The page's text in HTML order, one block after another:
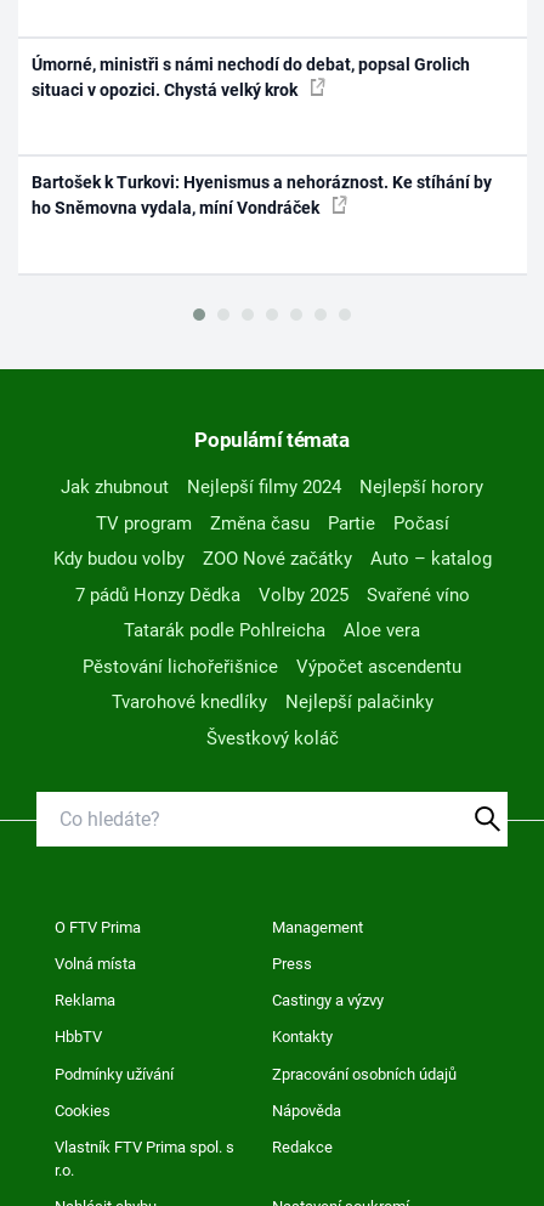
Úmorné, ministři s námi nechodí do debat, popsal Grolich
situaci v opozici. Chystá velký krok
Bartošek k Turkovi: Hyenismus a nehoráznost. Ke stíhání by
ho Sněmovna vydala, míní Vondráček
Populární témata
Jak zhubnout Nejlepší filmy 2024
Nejlepší horory
TV program
Změna času Partie
Počasí
Kdy budou volby
ZOO Nové začátky
Auto – katalog
7 pádů Honzy Dědka
Volby 2025
Svařené víno
Tatarák podle Pohlreicha
Aloe vera
Pěstování lichořeřišnice
Výpočet ascendentu
Tvarohové knedlíky
Nejlepší palačinky
Švestkový koláč
O FTV Prima Management
Volná místa Press
Reklama Castingy a výzvy
HbbTV Kontakty
Podmínky užívání Zpracování osobních údajů
Cookies Nápověda
Vlastník FTV Prima spol. s
r.o.
Redakce